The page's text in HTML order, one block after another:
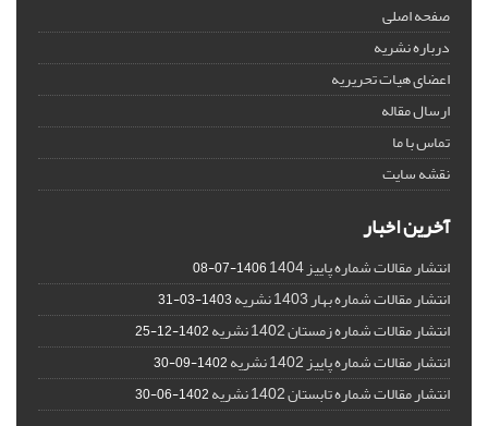
صفحه اصلی
درباره نشریه
اعضای هیات تحریریه
ارسال مقاله
تماس با ما
نقشه سایت
آخرین اخبار
انتشار مقالات شماره پاییز 1404 1406-07-08
انتشار مقالات شماره بهار 1403 نشریه 1403-03-31
انتشار مقالات شماره زمستان 1402 نشریه 1402-12-25
انتشار مقالات شماره پاییز 1402 نشریه 1402-09-30
انتشار مقالات شماره تابستان 1402 نشریه 1402-06-30